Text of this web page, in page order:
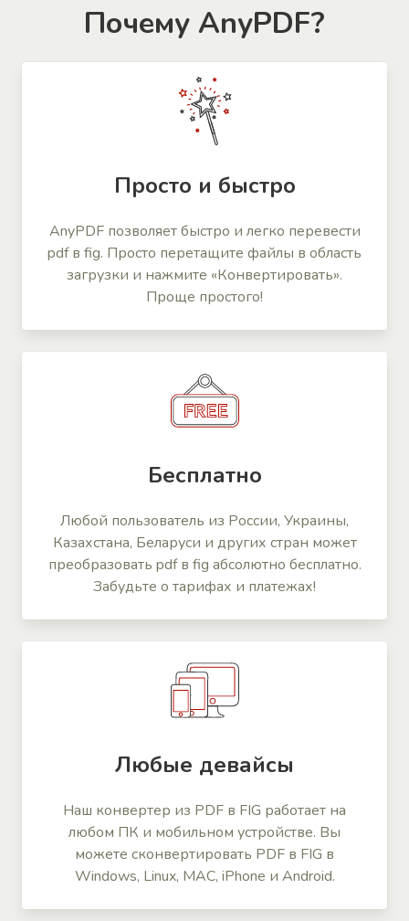
Почему AnyPDF?
Просто и быстро
AnyPDF позволяет быстро и легко перевести
pdf в fig. Просто перетащите файлы в область
загрузки и нажмите «Конвертировать».
Проще простого!
Бесплатно
Любой пользователь из России, Украины,
Казахстана, Беларуси и других стран может
преобразовать pdf в fig абсолютно бесплатно.
Забудьте о тарифах и платежах!
Любые девайсы
Наш конвертер из PDF в FIG работает на
любом ПК и мобильном устройстве. Вы
можете сконвертировать PDF в FIG в
Windows, Linux, MAC, iPhone и Android.